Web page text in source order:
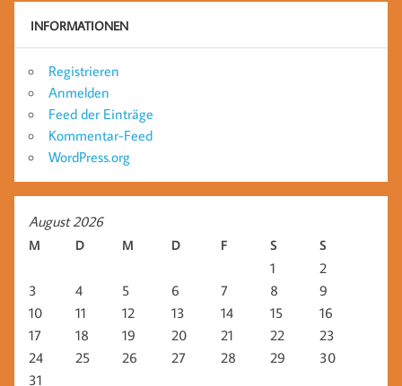
INFORMATIONEN
Registrieren
Anmelden
Feed der Einträge
Kommentar-Feed
WordPress.org
August 2026
M D M D F S S
1
2
3
4 5 6 7 8
9
10
11 12 13 14 15
16
17
18 19 20 21 22
23
24
25 26 27 28 29
30
31